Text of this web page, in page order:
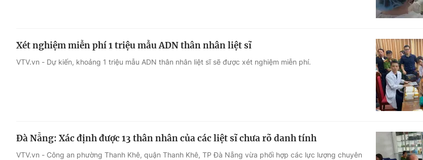
Điện ảnh
Âm nhạc
Du lịch
Làm đẹp
Học trực tuyến
Công
Hitech
Sản
Thị
Tư vấn
Xét nghiệm miễn phí 1 triệu mẫu ADN thân nhân liệt sĩ
VTV.vn - Dự kiến, khoảng 1 triệu mẫu ADN thân nhân liệt sĩ sẽ được xét nghiệm miễn phí.
Đà Nẵng: Xác định được 13 thân nhân của các liệt sĩ chưa rõ danh tính
VTV.vn - Công an phường Thanh Khê, quận Thanh Khê, TP Đà Nẵng vừa phối hợp các lực lượng chuyên